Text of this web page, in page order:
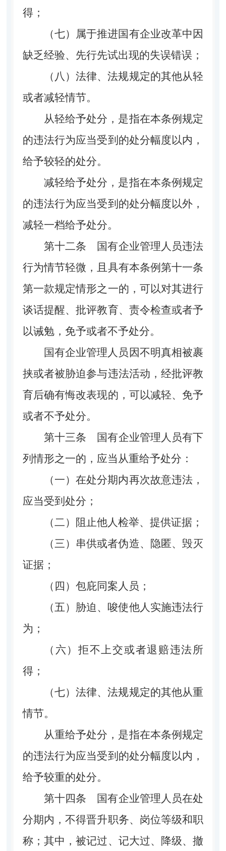
得；
（七）属于推进国有企业改革中因
缺乏经验、先行先试出现的失误错误；
（八）法律、法规规定的其他从轻
或者减轻情节。
从轻给予处分，是指在本条例规定
的违法行为应当受到的处分幅度以内，
给予较轻的处分。
减轻给予处分，是指在本条例规定
的违法行为应当受到的处分幅度以外，
减轻一档给予处分。
第十二条 国有企业管理人员违法
行为情节轻微，且具有本条例第十一条
第一款规定情形之一的，可以对其进行
谈话提醒、批评教育、责令检查或者予
以诫勉，免予或者不予处分。
国有企业管理人员因不明真相被裹
挟或者被胁迫参与违法活动，经批评教
育后确有悔改表现的，可以减轻、免予
或者不予处分。
第十三条 国有企业管理人员有下
列情形之一的，应当从重给予处分：
（一）在处分期内再次故意违法，
应当受到处分；
（二）阻止他人检举、提供证据；
（三）串供或者伪造、隐匿、毁灭
证据；
（四）包庇同案人员；
（五）胁迫、唆使他人实施违法行
为；
（六）拒不上交或者退赔违法所
得；
（七）法律、法规规定的其他从重
情节。
从重给予处分，是指在本条例规定
的违法行为应当受到的处分幅度以内，
给予较重的处分。
第十四条 国有企业管理人员在处
分期内，不得晋升职务、岗位等级和职
称；其中，被记过、记大过、降级、撤